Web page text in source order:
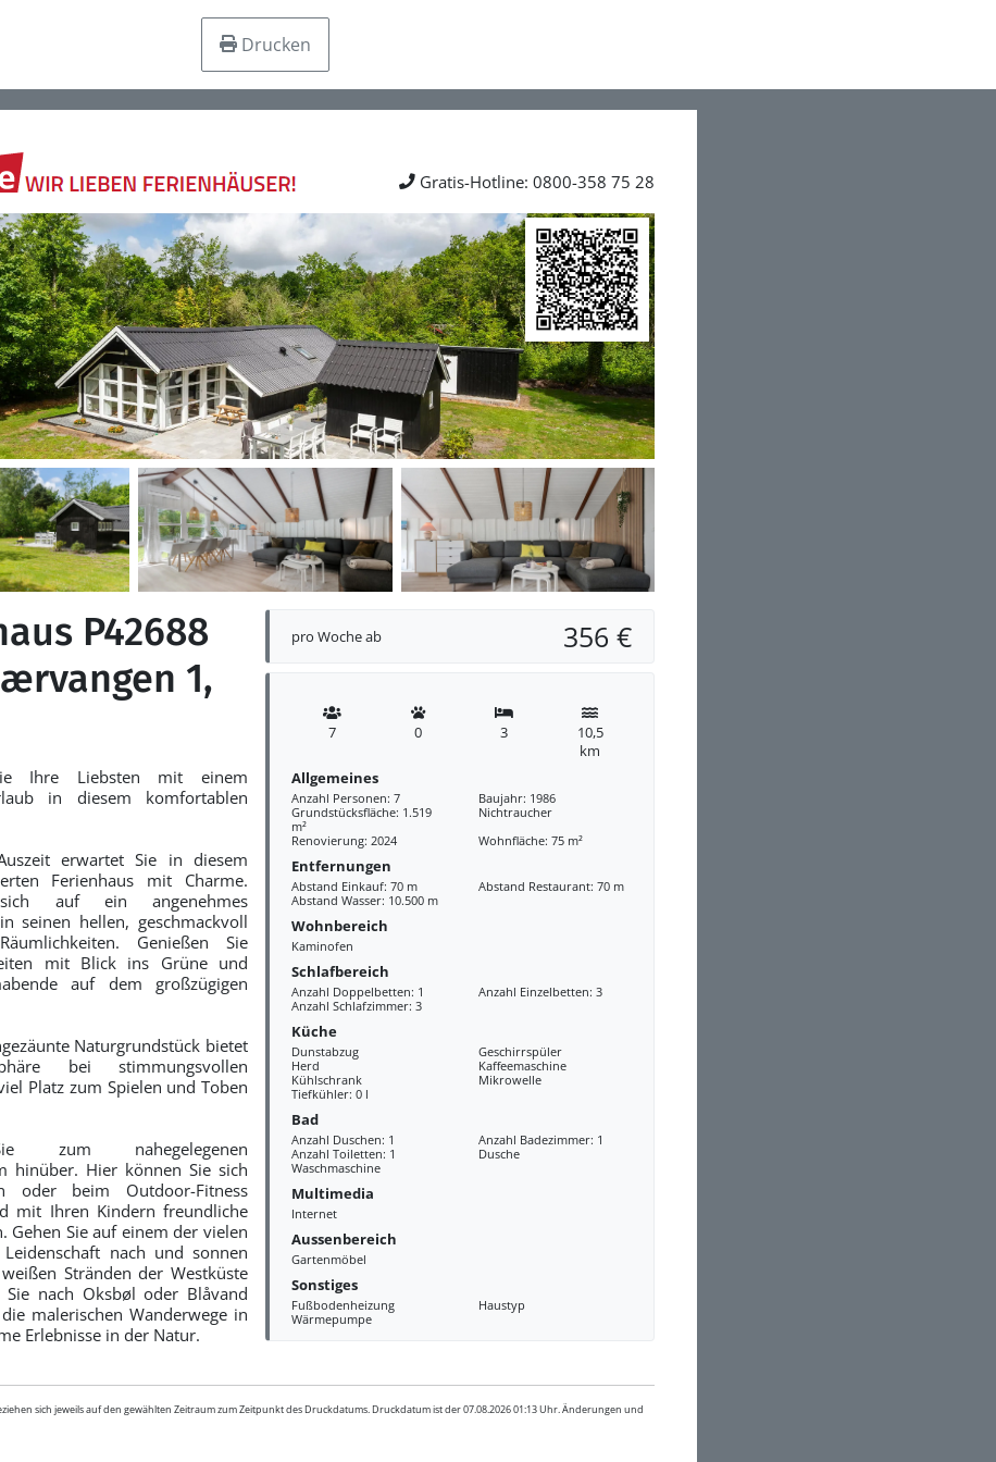
Drucken
Gratis-Hotline: 0800-358 75 28
pro Woche ab 356 €
7 0 3
10,5
km
Allgemeines
Anzahl Personen: 7
Baujahr: 1986
Grundstücksfläche: 1.519
m²
Nichtraucher
Renovierung: 2024
Wohnfläche: 75 m²
Entfernungen
Abstand Einkauf: 70 m
Abstand Restaurant: 70 m
Abstand Wasser: 10.500 m
Wohnbereich
Kaminofen
Schlafbereich
Anzahl Doppelbetten: 1
Anzahl Einzelbetten: 3
Anzahl Schlafzimmer: 3
Küche
Dunstabzug
Geschirrspüler
Herd
Kaffeemaschine
Kühlschrank
Mikrowelle
Tiefkühler: 0 l
Bad
Anzahl Duschen: 1
Anzahl Badezimmer: 1
Anzahl Toiletten: 1
Dusche
Waschmaschine
Multimedia
Internet
Aussenbereich
Gartenmöbel
Sonstiges
Fußbodenheizung
Haustyp
Wärmepumpe
P42688
1,
Ihre Liebsten mit einem
in diesem komfortablen
erwartet Sie in diesem
Ferienhaus mit Charme.
auf ein angenehmes
seinen hellen, geschmackvoll
Genießen Sie
mit Blick ins Grüne und
auf dem großzügigen
Naturgrundstück bietet
bei stimmungsvollen
Platz zum Spielen und Toben
zum nahegelegenen
hinüber. Hier können Sie sich
oder beim Outdoor-Fitness
mit Ihren Kindern freundliche
Gehen Sie auf einem der vielen
nach und sonnen
Stränden der Westküste
Sie nach Oksbøl oder Blåvand
malerischen Wanderwege in
Erlebnisse in der Natur.
sich jeweils auf den gewählten Zeitraum zum Zeitpunkt des Druckdatums. Druckdatum ist der 07.08.2026 01:13 Uhr. Änderungen und